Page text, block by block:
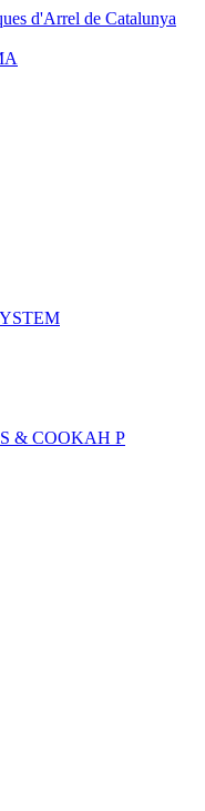
d'Arrel de Catalunya
& COOKAH P